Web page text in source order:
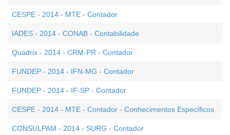
CESPE - 2014 - MTE - Contador
IADES - 2014 - CONAB - Contabilidade
Quadrix - 2014 - CRM-PR - Contador
FUNDEP - 2014 - IFN-MG - Contador
FUNDEP - 2014 - IF-SP - Contador
CESPE - 2014 - MTE - Contador - Conhecimentos Específicos
CONSULPAM - 2014 - SURG - Contador